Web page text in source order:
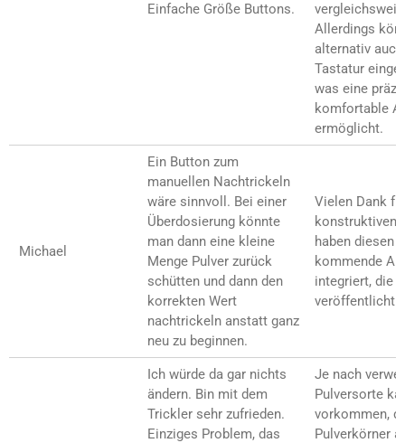
Einfache Größe Buttons.
Allerdings
alternativ
Tastatur
was eine
komfortable
ermöglicht.
Michael
Ein Button zum
manuellen Nachtrickeln
wäre sinnvoll. Bei einer
Überdosierung könnte
man dann eine kleine
Menge Pulver zurück
schütten und dann den
korrekten Wert
nachtrickeln anstatt ganz
neu zu beginnen.
Vielen Dank
konstruktiven
haben diesen
kommende
integriert, die
veröffentlicht
Ich würde da gar nichts
ändern. Bin mit dem
Trickler sehr zufrieden.
Einziges Problem, das
Je nach
Pulversorte
vorkommen,
Pulverkörner